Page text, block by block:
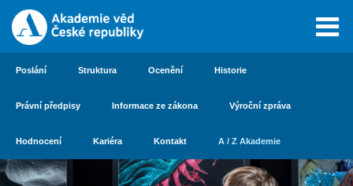
Poslání Struktura Ocenění Historie
Právní předpisy Informace ze zákona Výroční zpráva
Hodnocení Kariéra Kontakt A / Z Akademie